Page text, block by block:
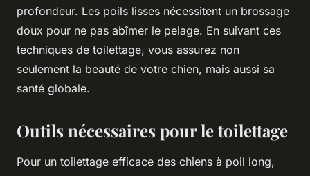
profondeur. Les poils lisses nécessitent un brossage
doux pour ne pas abîmer le pelage. En suivant ces
techniques de toilettage, vous assurez non
seulement la beauté de votre chien, mais aussi sa
santé globale.
Outils nécessaires pour le toilettage
Pour un toilettage efficace des chiens à poil long,